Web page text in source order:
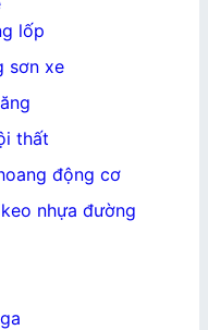
lốp
sơn xe
thất
động cơ
nhựa đường